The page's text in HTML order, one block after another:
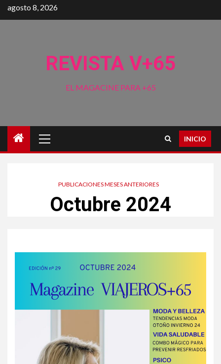
Saltar
al
agosto 8, 2026
REVISTA V+65
EL MAGACINE PARA +65
principal
INICIO
PUBLICACIONES MESES ANTERIORES
Octubre 2024